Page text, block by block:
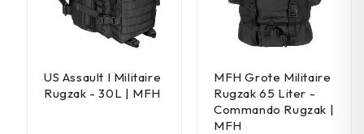
US Assault I Militaire
Rugzak - 30L | MFH
MFH Grote Militaire
Rugzak 65 Liter -
Commando Rugzak |
MFH